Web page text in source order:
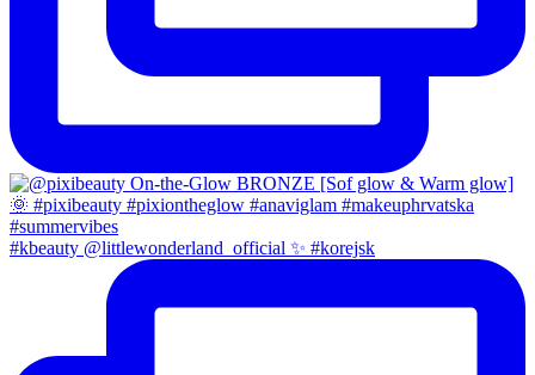
#kbeauty @littlewonderland_official ✨ #korejsk